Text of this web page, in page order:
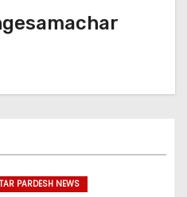
PARDESH NEWS